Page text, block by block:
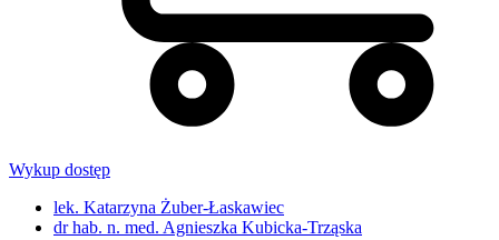
Wykup dostęp
lek. Katarzyna Żuber-Łaskawiec
dr hab. n. med. Agnieszka Kubicka-Trząska